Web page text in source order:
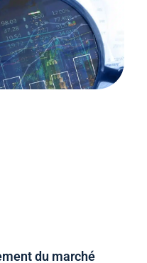
du marché